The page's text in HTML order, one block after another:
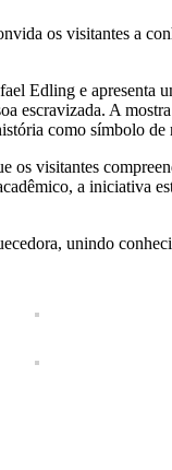
os visitantes a
Edling e apresenta
escravizada. A
como símbolo de
visitantes
a iniciativa
unindo